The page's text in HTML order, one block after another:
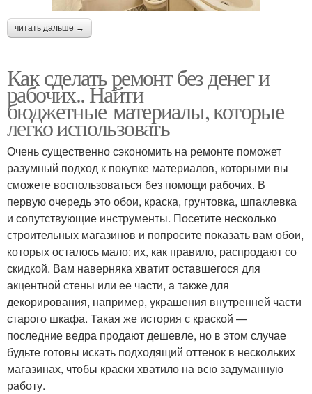
читать дальше →
Как сделать ремонт без денег и
рабочих.. Найти
бюджетные материалы, которые
легко использовать
Очень существенно сэкономить на ремонте поможет
разумный подход к покупке материалов, которыми вы
сможете воспользоваться без помощи рабочих. В
первую очередь это обои, краска, грунтовка, шпаклевка
и сопутствующие инструменты. Посетите несколько
строительных магазинов и попросите показать вам обои,
которых осталось мало: их, как правило, распродают со
скидкой. Вам наверняка хватит оставшегося для
акцентной стены или ее части, а также для
декорирования, например, украшения внутренней части
старого шкафа. Такая же история с краской —
последние ведра продают дешевле, но в этом случае
будьте готовы искать подходящий оттенок в нескольких
магазинах, чтобы краски хватило на всю задуманную
работу.